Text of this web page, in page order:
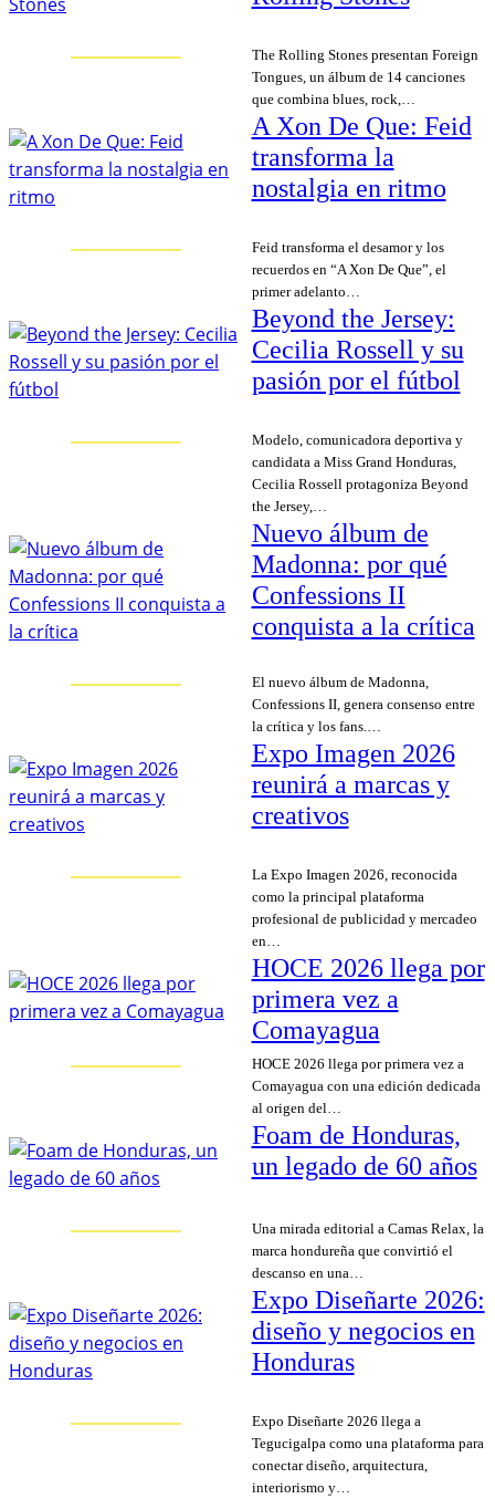
The Rolling Stones presentan Foreign
Tongues, un álbum de 14 canciones
que combina blues, rock,…
A Xon De Que: Feid
transforma la
nostalgia en ritmo
Feid transforma el desamor y los
recuerdos en “A Xon De Que”, el
primer adelanto…
Beyond the Jersey:
Cecilia Rossell y su
pasión por el fútbol
Modelo, comunicadora deportiva y
candidata a Miss Grand Honduras,
Cecilia Rossell protagoniza Beyond
the Jersey,…
Nuevo álbum de
Madonna: por qué
Confessions II
conquista a la crítica
El nuevo álbum de Madonna,
Confessions II, genera consenso entre
la crítica y los fans.…
Expo Imagen 2026
reunirá a marcas y
creativos
La Expo Imagen 2026, reconocida
como la principal plataforma
profesional de publicidad y mercadeo
en…
HOCE 2026 llega por
primera vez a
Comayagua
HOCE 2026 llega por primera vez a
Comayagua con una edición dedicada
al origen del…
Foam de Honduras,
un legado de 60 años
Una mirada editorial a Camas Relax, la
marca hondureña que convirtió el
descanso en una…
Expo Diseñarte 2026:
diseño y negocios en
Honduras
Expo Diseñarte 2026 llega a
Tegucigalpa como una plataforma para
conectar diseño, arquitectura,
interiorismo y…